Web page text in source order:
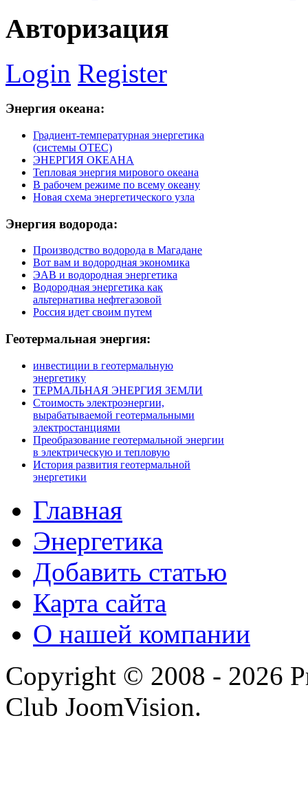
Авторизация
Login Register
Энергия океана:
Градиент-температурная энергетика
(системы ОТЕС)
ЭНЕРГИЯ ОКЕАНА
Тепловая энергия мирового океана
В рабочем режиме по всему океану
Новая схема энергетического узла
Энергия водорода:
Производство водорода в Магадане
Вот вам и водородная экономика
ЭАВ и водородная энергетика
Водородная энергетика как
альтернатива нефтегазовой
Россия идет своим путем
Геотермальная энергия:
инвестиции в геотермальную
энергетику
ТЕРМАЛЬНАЯ ЭНЕРГИЯ ЗЕМЛИ
Стоимость электроэнергии,
вырабатываемой геотермальными
электростанциями
Преобразование геотермальной энергии
в электрическую и тепловую
История развития геотермальной
энергетики
Главная
Энергетика
Добавить статью
Карта сайта
О нашей компании
Copyright © 2008 - 2026
Club JoomVision.